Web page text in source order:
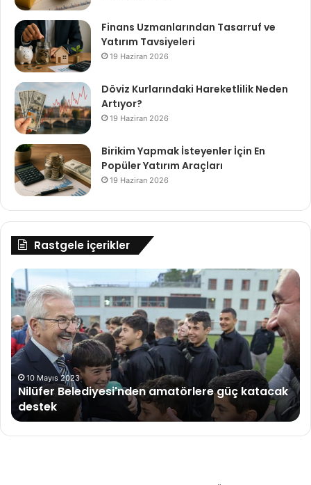
Finans Uzmanlarından Tasarruf ve
Yatırım Tavsiyeleri
19 Haziran 2026
Döviz Kurlarındaki Hareketlilik Neden
Artıyor?
19 Haziran 2026
Birikim Yapmak İsteyenler İçin En
Popüler Yatırım Araçları
19 Haziran 2026
Rastgele içerikler
Nilüfer
Belediyesi'nden
amatörlere
güç
katacak
destek
10 Mayıs 2023
Nilüfer Belediyesi'nden amatörlere güç katacak
destek